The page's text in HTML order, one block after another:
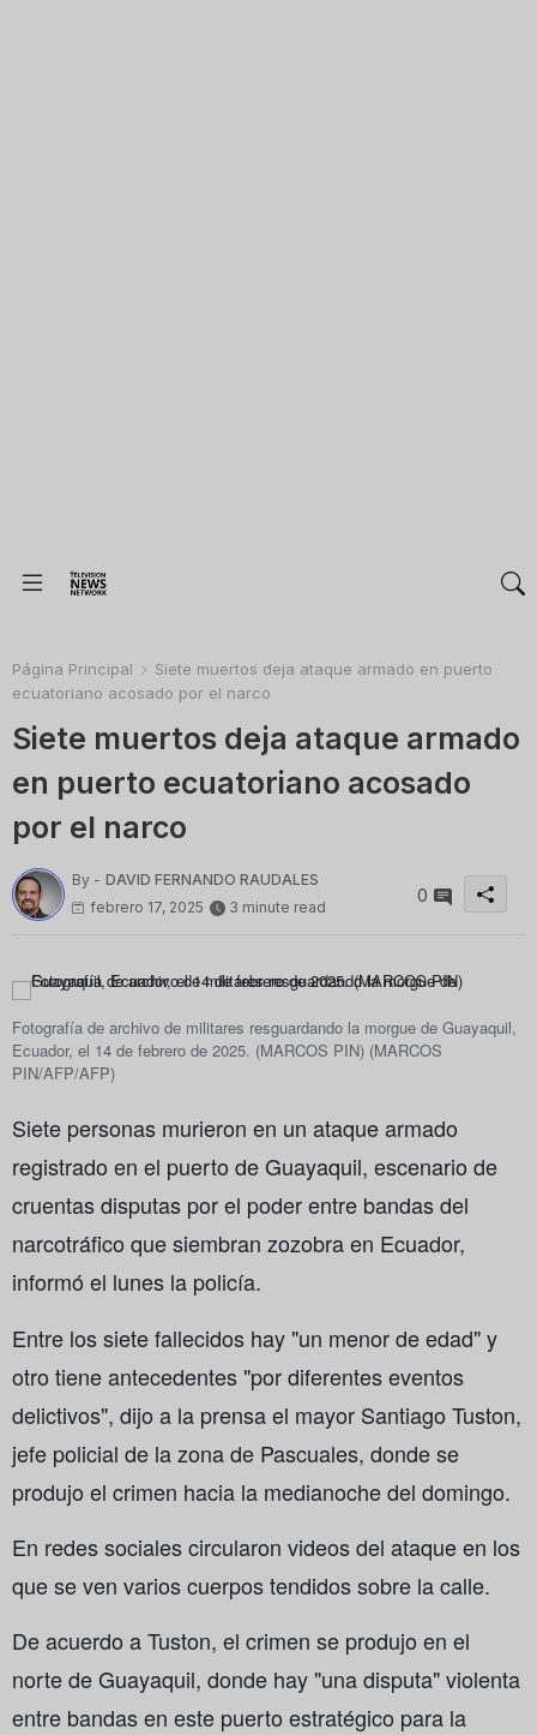
Página Principal
Siete muertos deja ataque armado en puerto
ecuatoriano acosado por el narco
Siete muertos deja ataque armado
en puerto ecuatoriano acosado
por el narco
By - DAVID FERNANDO RAUDALES
febrero 17, 2025
3 minute read
0
Fotografía de archivo de militares resguardando la morgue de Guayaquil,
Ecuador, el 14 de febrero de 2025. (MARCOS PIN) (MARCOS
PIN/AFP/AFP)
Siete personas murieron en un ataque armado
registrado en el puerto de Guayaquil, escenario de
cruentas disputas por el poder entre bandas del
narcotráfico que siembran zozobra en Ecuador,
informó el lunes la policía.
Entre los siete fallecidos hay "un menor de edad" y
otro tiene antecedentes "por diferentes eventos
delictivos", dijo a la prensa el mayor Santiago Tuston,
jefe policial de la zona de Pascuales, donde se
produjo el crimen hacia la medianoche del domingo.
En redes sociales circularon videos del ataque en los
que se ven varios cuerpos tendidos sobre la calle.
De acuerdo a Tuston, el crimen se produjo en el
norte de Guayaquil, donde hay "una disputa" violenta
entre bandas en este puerto estratégico para la